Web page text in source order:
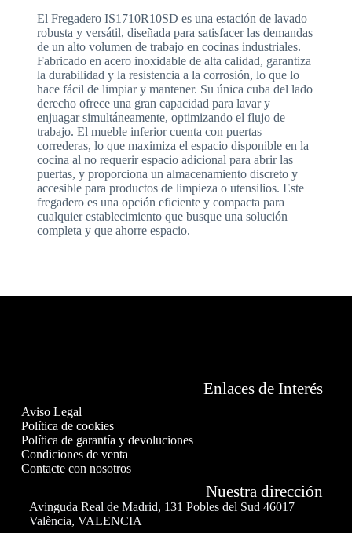
El Fregadero IS1710R10SD es una estación de lavado
robusta y versátil, diseñada para satisfacer las demandas
de un alto volumen de trabajo en cocinas industriales.
Fabricado en acero inoxidable de alta calidad, garantiza
la durabilidad y la resistencia a la corrosión, lo que lo
hace fácil de limpiar y mantener. Su única cuba del lado
derecho ofrece una gran capacidad para lavar y
enjuagar simultáneamente, optimizando el flujo de
trabajo. El mueble inferior cuenta con puertas
correderas, lo que maximiza el espacio disponible en la
cocina al no requerir espacio adicional para abrir las
puertas, y proporciona un almacenamiento discreto y
accesible para productos de limpieza o utensilios. Este
fregadero es una opción eficiente y compacta para
cualquier establecimiento que busque una solución
completa y que ahorre espacio.
Enlaces de Interés
Aviso Legal
Política de cookies
Política de garantía y devoluciones
Condiciones de venta
Contacte con nosotros
Nuestra dirección
Avinguda Real de Madrid, 131 Pobles del Sud 46017
València, VALENCIA